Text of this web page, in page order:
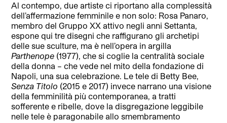
Al contempo, due artiste ci riportano alla complessità
dell’affermazione femminile e non solo: Rosa Panaro,
membro del Gruppo XX attivo negli anni Settanta,
espone qui tre disegni che raffigurano gli archetipi
delle sue sculture, ma è nell’opera in argilla
Parthenope (1977), che si coglie la centralità sociale
della donna – che vede nel mito della fondazione di
Napoli, una sua celebrazione. Le tele di Betty Bee,
Senza Titolo (2015 e 2017) invece narrano una visione
della femminilità più contemporanea, a tratti
sofferente e ribelle, dove la disgregazione leggibile
nelle tele è paragonabile allo smembramento